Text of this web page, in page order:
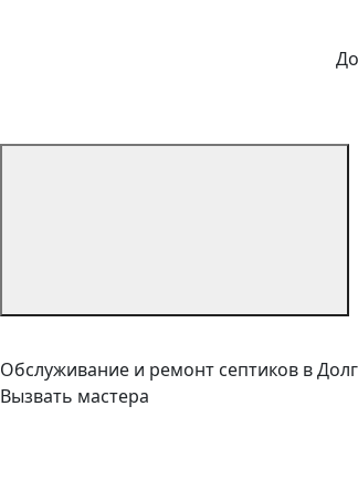
Обслуживание и ремонт септиков в
Вызвать мастера